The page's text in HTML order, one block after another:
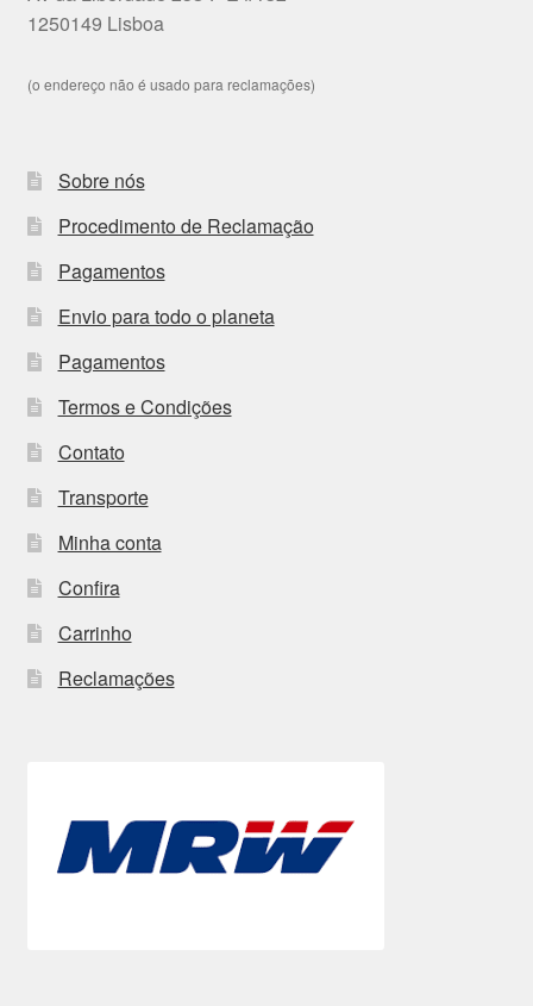
1250149 Lisboa
(o endereço não é usado para reclamações)
Sobre nós
Procedimento de Reclamação
Pagamentos
Envio para todo o planeta
Pagamentos
Termos e Condições
Contato
Transporte
Minha conta
Confira
Carrinho
Reclamações